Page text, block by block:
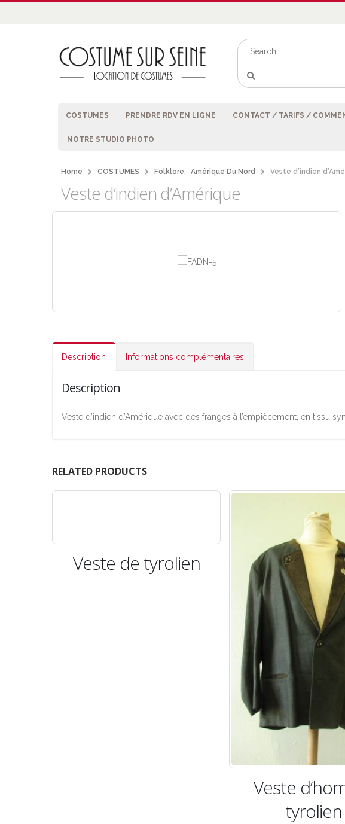
COSTUMES PRENDRE RDV EN LIGNE CONTACT / TARIFS /
NOTRE STUDIO PHOTO
Home COSTUMES Folklore, Amérique Du Nord Veste d’indien
Veste d’indien d’Amérique
Description Informations complémentaires
Description
Veste d’indien d’Amérique avec des franges à l’empiècement, en tissu
RELATED PRODUCTS
Veste de tyrolien
Veste
tyrolien